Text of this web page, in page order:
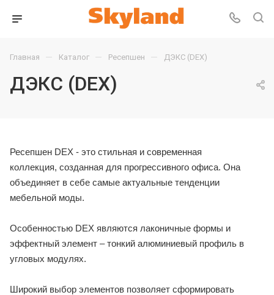
Главная — Каталог — Ресепшен — ДЭКС (DEX)
ДЭКС (DEX)
Ресепшен DEX - это стильная и современная
коллекция, созданная для прогрессивного офиса. Она
объединяет в себе самые актуальные тенденции
мебельной моды.
Особенностью DEX являются лаконичные формы и
эффектный элемент – тонкий алюминиевый профиль в
угловых модулях.
Широкий выбор элементов позволяет сформировать